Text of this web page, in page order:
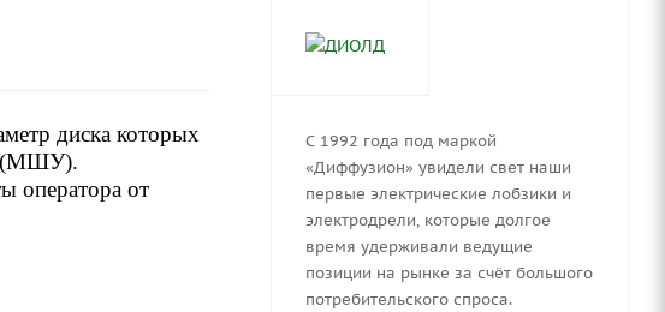
диска которых
(МШУ).
оператора от
С 1992 года под маркой
«Диффузион» увидели свет наши
первые электрические лобзики и
электродрели, которые долгое
время удерживали ведущие
позиции на рынке за счёт большого
потребительского спроса.